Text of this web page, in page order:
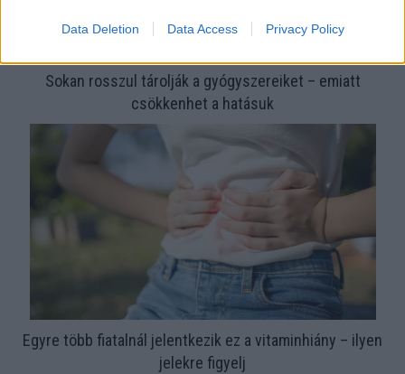
Data Deletion Data Access Privacy Policy
Sokan rosszul tárolják a gyógyszereiket – emiatt
csökkenhet a hatásuk
Egyre több fiatalnál jelentkezik ez a vitaminhiány – ilyen
jelekre figyelj